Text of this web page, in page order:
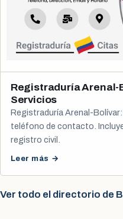
Registraduría Arenal-
Servicios
Registraduría Arenal-
teléfono de contacto.
registro civil.
Leer más →
Ver todo el directorio de